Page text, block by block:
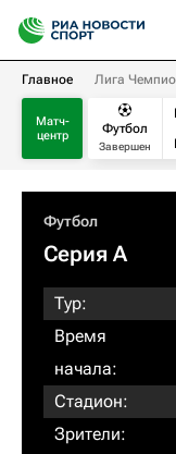
Главное Лига
Матч-
центр
Футбол
Завершен
Футбол
Серия А
Тур:
Время
начала:
Стадион:
Зрители: